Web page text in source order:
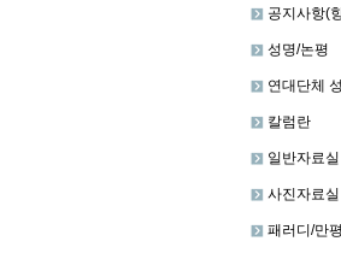
공지사항(
성명/논평
연대단체
칼럼란
일반자료실
사진자료실
패러디/만